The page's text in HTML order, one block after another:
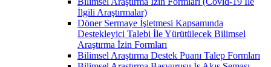
İlgili Araştırmalar)
Döner Sermaye İşletmesi Kapsamında
Destekleyici Talebi İle Yürütülecek Bilimsel
Araştırma İzin Formları
Bilimsel Araştırma Destek Puanı Talep Formları